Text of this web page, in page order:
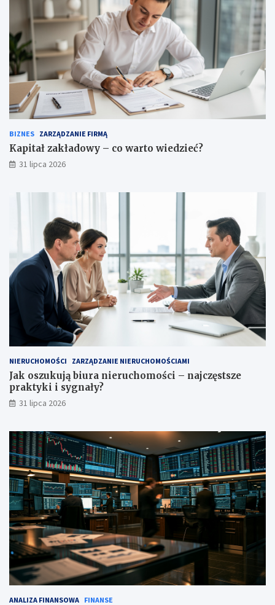
BIZNES ZARZĄDZANIE FIRMĄ
Kapitał zakładowy – co warto wiedzieć?
31 lipca 2026
NIERUCHOMOŚCI ZARZĄDZANIE NIERUCHOMOŚCIAMI
Jak oszukują biura nieruchomości – najczęstsze
praktyki i sygnały?
31 lipca 2026
ANALIZA FINANSOWA FINANSE